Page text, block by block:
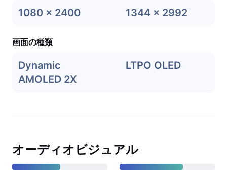
1080 x 2400 1344 x 2992
画面の種類
Dynamic
AMOLED 2X
LTPO OLED
オーディオビジュアル